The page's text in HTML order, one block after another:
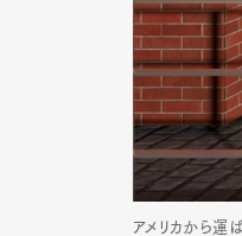
アメリカから運